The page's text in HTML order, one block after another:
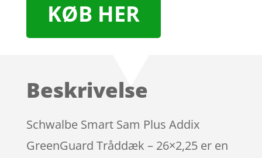
KØB HER
Beskrivelse
Schwalbe Smart Sam Plus Addix
GreenGuard Tråddæk – 26×2,25 er en